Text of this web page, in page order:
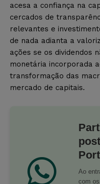
acesa a confiança na
cercados de
relevantes e
de nada adianta a
ações se os dividendos
monetária incorporada
transformação das
mercado de capitais.
Ao
com os